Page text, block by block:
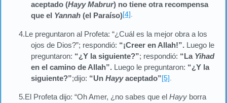
aceptado (Hayy Mabrur) no tiene otra recompensa
que el Yannah (el Paraíso)[4].
4.Le preguntaron al Profeta: “¿Cuál es la mejor obra a los
ojos de Dios?”; respondió: “¡Creer en Allah!”. Luego le
preguntaron: “¿Y la siguiente?”; respondió: “La Yihad
en el camino de Allah”. Luego le preguntaron: “¿Y la
siguiente?”;dijo: “Un Hayyaceptado”[5].
5.El Profeta dijo: “Oh Amer, ¿no sabes que el Hayy borra